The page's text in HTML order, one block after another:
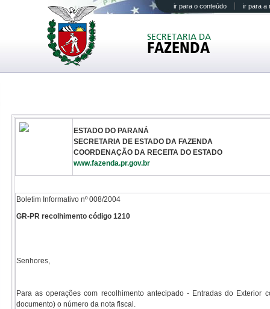
ir para o conteúdo ir para a
SECRETARIA DA
FAZENDA
ESTADO DO PARANÁ
SECRETARIA DE ESTADO DA FAZENDA
COORDENAÇÃO DA RECEITA DO ESTADO
www.fazenda.pr.gov.br
Boletim Informativo nº 008/2004
GR-PR recolhimento código 1210
Senhores,
Para as operações com recolhimento antecipado - Entradas do
documento) o número da nota fiscal.